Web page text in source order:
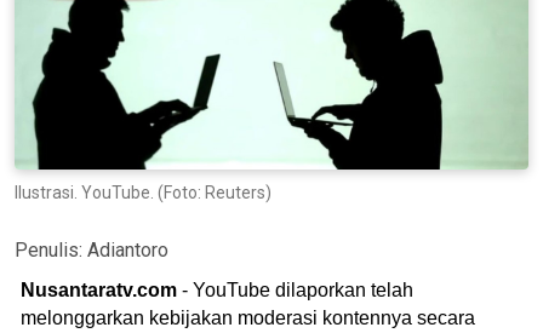
Ilustrasi. YouTube. (Foto: Reuters)
Penulis: Adiantoro
Nusantaratv.com - YouTube dilaporkan telah
melonggarkan kebijakan moderasi kontennya secara